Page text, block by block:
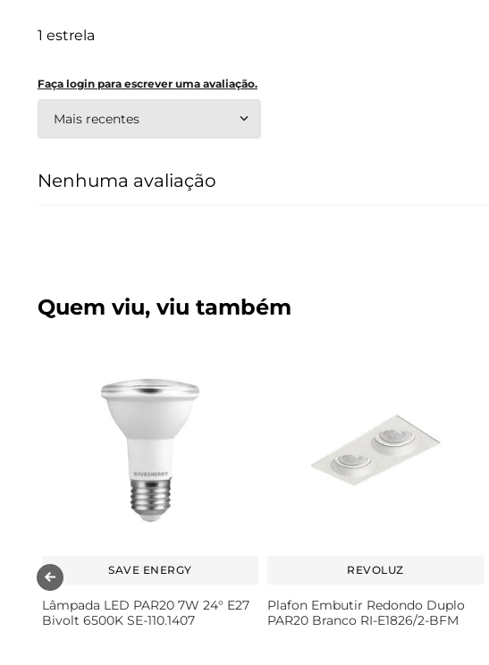
1 estrela
Faça login para escrever uma avaliação.
Mais recentes
Nenhuma avaliação
Quem viu, viu também
SAVE ENERGY
Lâmpada LED PAR20 7W 24° E27
Bivolt 6500K SE-110.1407
REVOLUZ
Plafon Embutir Redondo Duplo
PAR20 Branco RI-E1826/2-BFM